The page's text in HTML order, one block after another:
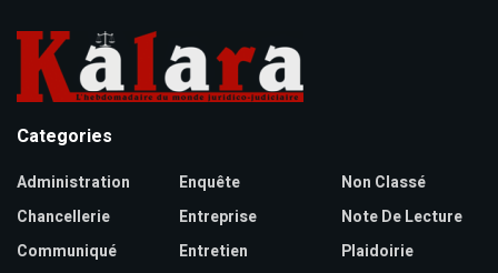
Categories
Administration
Chancellerie
Communiqué
Enquête
Entreprise
Entretien
Non Classé
Note De Lecture
Plaidoirie